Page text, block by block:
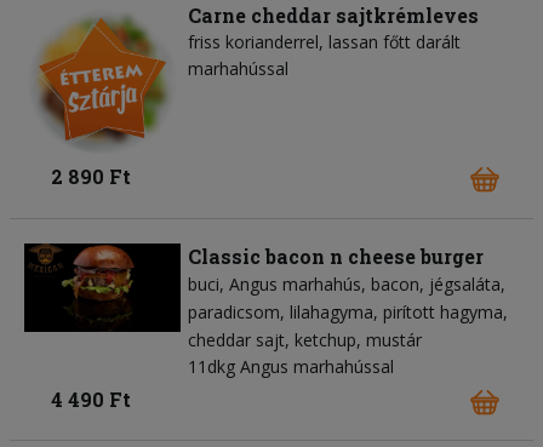
Carne cheddar sajtkrémleves
friss korianderrel, lassan főtt darált
marhahússal
2 890 Ft
Classic bacon n cheese burger
buci Angus marhahús bacon jégsaláta
paradicsom lilahagyma pirított hagyma
cheddar sajt ketchup mustár
11dkg Angus marhahússal
4 490 Ft